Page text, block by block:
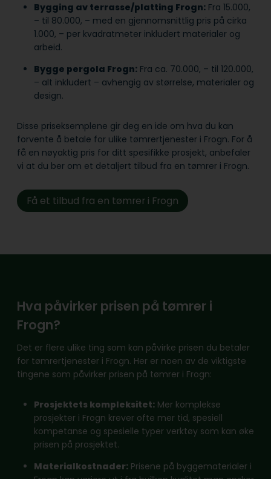
Bygging av terrasse/platting Frogn: Fra 15.000,
– til 80.000, – med en gjennomsnittlig pris på cirka
1.000, – per kvadratmeter inkludert materialer og
arbeid.
Bygge pergola Frogn: Fra ca. 70.000, – til 120.000,
– alt inkludert – avhengig av størrelse, materialer og
design.
Disse priseksemplene gir deg en ide om hva du kan
forvente å betale for ulike tømrertjenester i Frogn. For å
få en nøyaktig pris for ditt spesifikke prosjekt, anbefaler
vi at du ber om et detaljert tilbud fra en tømrer i Frogn.
Få et tilbud fra en tømrer i Frogn
Hva påvirker prisen på tømrer i
Frogn?
Det er flere ulike ting som kan påvirke prisen du betaler
for tømrertjenester i Frogn. Her er noen av de viktigste
tingene som påvirker prisen på tømrer i Frogn:
Prosjektets kompleksitet: Mer komplekse
prosjekter i Frogn krever ofte mer tid, spesiell
kompetanse og spesielle typer verktøy som kan øke
prisen på prosjektet.
Materialkostnader: Prisene på byggematerialer i